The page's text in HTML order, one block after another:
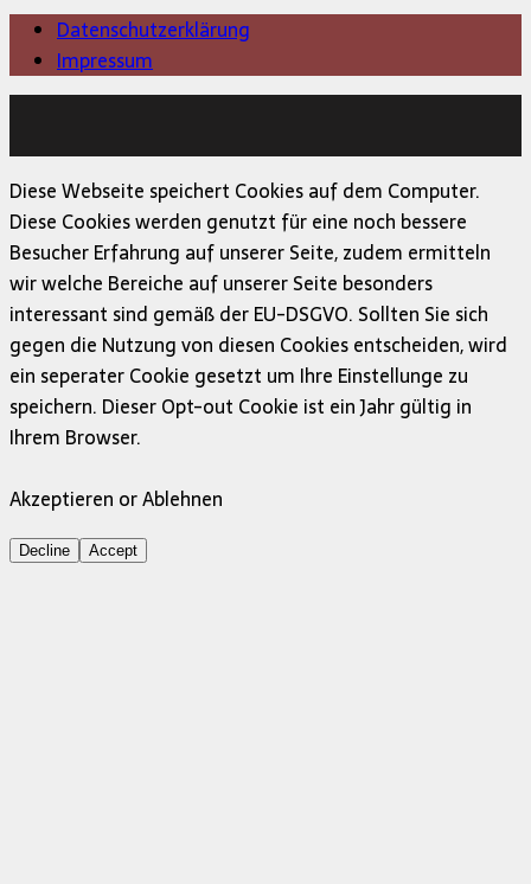
Datenschutzerklärung
Impressum
Diese Webseite speichert Cookies auf dem Computer.
Diese Cookies werden genutzt für eine noch bessere
Besucher Erfahrung auf unserer Seite, zudem ermitteln
wir welche Bereiche auf unserer Seite besonders
interessant sind gemäß der EU-DSGVO. Sollten Sie sich
gegen die Nutzung von diesen Cookies entscheiden, wird
ein seperater Cookie gesetzt um Ihre Einstellunge zu
speichern. Dieser Opt-out Cookie ist ein Jahr gültig in
Ihrem Browser.
Akzeptieren or Ablehnen
Decline Accept